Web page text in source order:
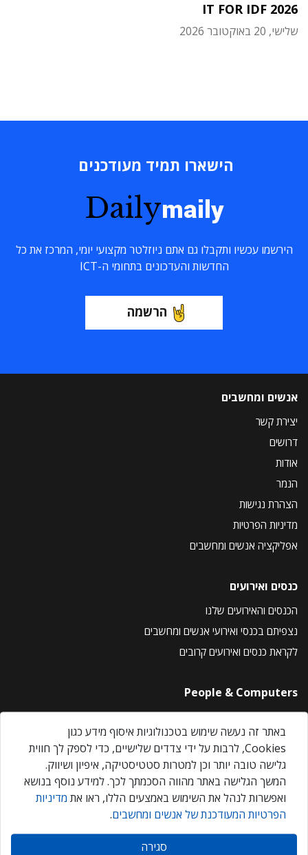
IT FOR IDF 2026
שלישי, 20 באוקטובר 2026
הישארו תמיד מעודכנים
Dailymaily
הירשמו עכשיו ותקבלו גם אתם ניוזלטר מקצועי יומי, המרכז את כל
החדשות והעדכונים בתחומי ה-ICT
הרשמה
אנשים ומחשבים
יצירת קשר
דרושים
אודות
הנמר
הצהרת נגישות
מדיניות הפרטיות
אפליקציה אנשים ומחשבים
כנסים ואירועים
הכנסים והאירועים שלנו
נצפיתם בכנסי ואירועי אנשים ומחשבים
לקראת כנסים ואירועים קרובים
People & Computers
About Us
Privacy Policy
Contact Us
Our Events
אנשים ומחשבים © 2026 – כל הזכויות שמורות
באתר זה נעשה שימוש בטכנולוגיות איסוף מידע כגון
Cookies, לרבות על ידי צדדים שלישיים, כדי לספק לך חווית
גלישה טובה יותר וכן למטרות סטטיסטיקה, איפיון ושיווק.
המשך הגלישה באתר מהווה הסכמתך לכך. למידע נוסף בנושא
ואפשרות לנהל את השימוש באמצעים הללו, ראו את מדיניות
הפרטיות המעודכנת של אנשים ומחשבים.
סגירה